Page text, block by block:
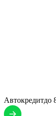
Автокредитдо